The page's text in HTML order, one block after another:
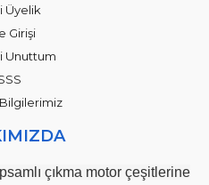
Üyelik
Girişi
Unuttum
çıkma motor çeşitlerine